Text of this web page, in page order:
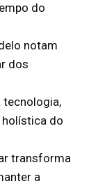
do
notam
dos
tecnologia,
do
transforma
a